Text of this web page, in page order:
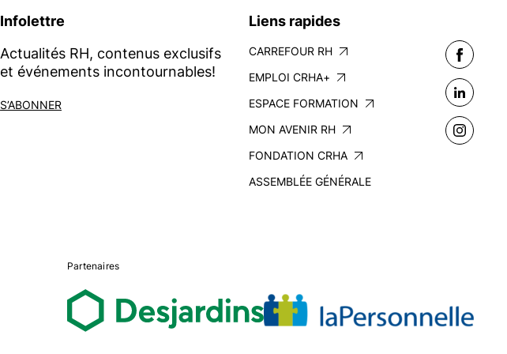
Infolettre
Actualités RH, contenus exclusifs
et événements incontournables!
S’ABONNER
Liens rapides
CARREFOUR RH
EMPLOI CRHA+
ESPACE FORMATION
MON AVENIR RH
FONDATION CRHA
ASSEMBLÉE GÉNÉRALE
Partenaires